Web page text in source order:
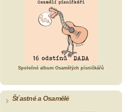
Společné album Osamělých písničkářů
Šťastné a Osamělé